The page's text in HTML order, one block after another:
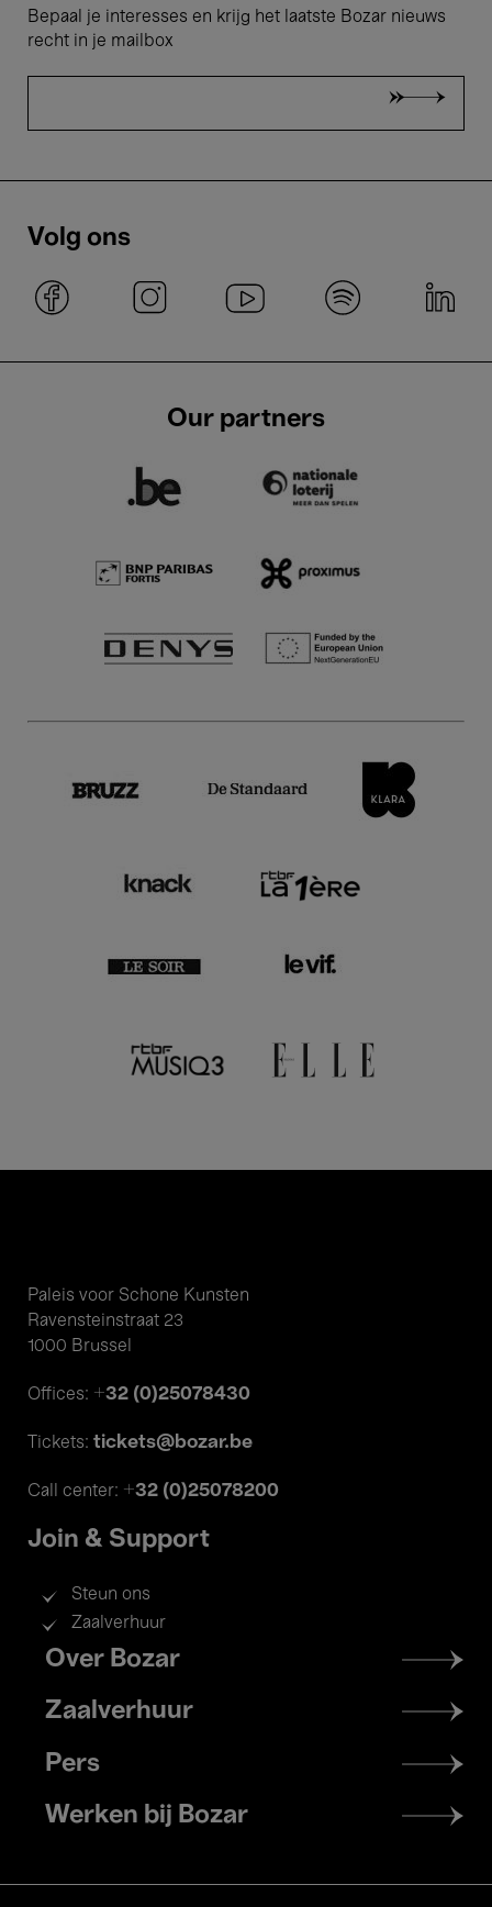
Bepaal je interesses en krijg het laatste Bozar nieuws
recht in je mailbox
Volg ons
Our partners
Paleis voor Schone Kunsten
Ravensteinstraat 23
1000 Brussel
Offices: +32 (0)25078430
Tickets: tickets@bozar.be
Call center: +32 (0)25078200
Join & Support
Steun ons
Zaalverhuur
Footer
menu
Over Bozar
Zaalverhuur
Pers
Werken bij Bozar